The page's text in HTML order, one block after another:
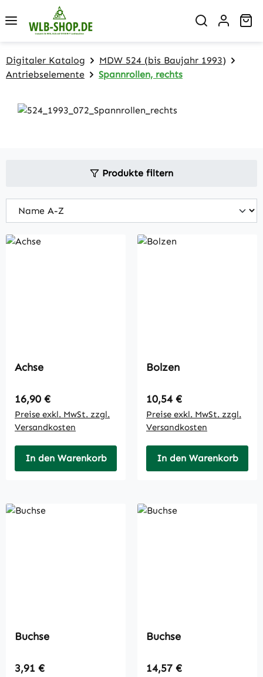
Zum Hauptinhalt springen
Digitaler Katalog
MDW 524 (bis Baujahr 1993)
Antriebselemente
Spannrollen, rechts
Produkte filtern
Achse
Regulärer Preis:
16,90 €
Preise exkl. MwSt. zzgl.
Versandkosten
In den Warenkorb
Bolzen
Regulärer Preis:
10,54 €
Preise exkl. MwSt. zzgl.
Versandkosten
In den Warenkorb
Buchse
Regulärer Preis:
3,91 €
Buchse
Regulärer Preis:
14,57 €